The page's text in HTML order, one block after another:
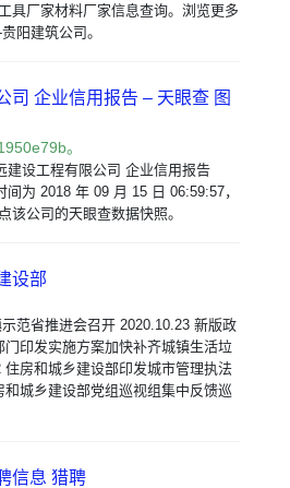
具厂家材料厂家信息查询。浏览更多
阳建筑公司。
司 企业信用报告 – 天眼查 图
。
建设工程有限公司 企业信用报告
为 2018 年 09 月 15 日 06:59:57，
该公司的天眼查数据快照。
设部
范省推进会召开 2020.10.23 新版政
印发实施方案加快补齐城镇生活垃
房和城乡建设部印发城市管理执法
城乡建设部党组巡视组集中反馈巡
信息 猎聘